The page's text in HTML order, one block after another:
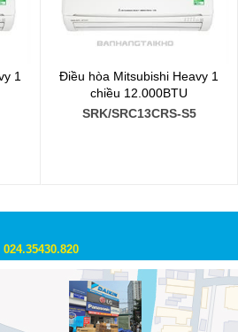
1
Điều hòa Mitsubishi Heavy 1
chiều 12.000BTU
SRK/SRC13CRS-S5
024.35430.820